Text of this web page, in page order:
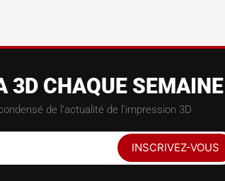
3D CHAQUE SEMAINE
de l’actualité de l’impression 3D
INSCRIVEZ-VOUS